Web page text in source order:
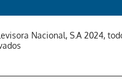
Nacional, S.A 2024,